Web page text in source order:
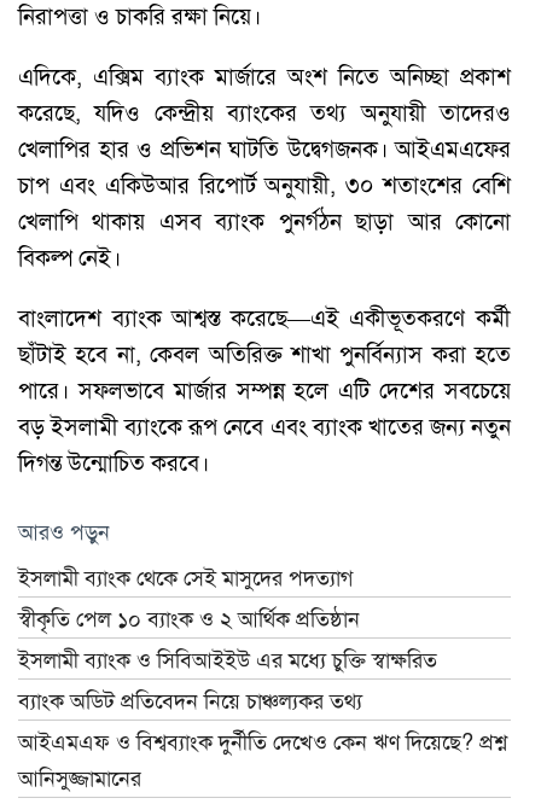
নিরাপত্তা ও চাকরি রক্ষা নিয়ে।
এদিকে, এক্সিম ব্যাংক মার্জারে অংশ নিতে অনিচ্ছা প্রকাশ
করেছে, যদিও কেন্দ্রীয় ব্যাংকের তথ্য অনুযায়ী তাদেরও
খেলাপির হার ও প্রভিশন ঘাটতি উদ্বেগজনক। আইএমএফের
চাপ এবং একিউআর রিপোর্ট অনুযায়ী, ৩০ শতাংশের বেশি
খেলাপি থাকায় এসব ব্যাংক পুনর্গঠন ছাড়া আর কোনো
বিকল্প নেই।
বাংলাদেশ ব্যাংক আশ্বস্ত করেছে—এই একীভূতকরণে কর্মী
ছাঁটাই হবে না, কেবল অতিরিক্ত শাখা পুনর্বিন্যাস করা হতে
পারে। সফলভাবে মার্জার সম্পন্ন হলে এটি দেশের সবচেয়ে
বড় ইসলামী ব্যাংকে রূপ নেবে এবং ব্যাংক খাতের জন্য নতুন
দিগন্ত উন্মোচিত করবে।
আরও পড়ুন
ইসলামী ব্যাংক থেকে সেই মাসুদের পদত্যাগ
স্বীকৃতি পেল ১০ ব্যাংক ও ২ আর্থিক প্রতিষ্ঠান
ইসলামী ব্যাংক ও সিবিআইইউ এর মধ্যে চুক্তি স্বাক্ষরিত
ব্যাংক অডিট প্রতিবেদন নিয়ে চাঞ্চল্যকর তথ্য
আইএমএফ ও বিশ্বব্যাংক দুর্নীতি দেখেও কেন ঋণ দিয়েছে? প্রশ্ন
আনিসুজ্জামানের